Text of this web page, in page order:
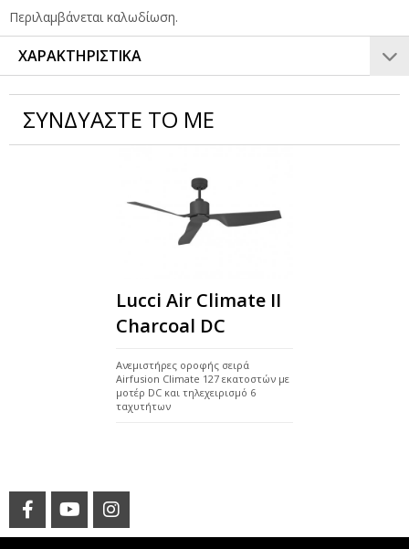
Περιλαμβάνεται καλωδίωση.
ΧΑΡΑΚΤΗΡΙΣΤΙΚΑ
ΣΥΝΔΥΑΣΤΕ ΤΟ ΜΕ
Lucci Air Climate II
Charcoal DC
Ανεμιστήρες οροφής σειρά
Airfusion Climate 127 εκατοστών με
μοτέρ DC και τηλεχειρισμό 6
ταχυτήτων